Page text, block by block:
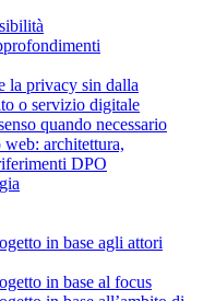
la privacy sin dalla
o servizio digitale
quando necessario
architettura,
DPO
in base agli attori
in base al focus